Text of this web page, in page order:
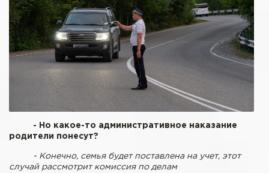
- Но какое-то административное наказание
родители понесут?
- Конечно, семья будет поставлена на учет, этот
случай рассмотрит комиссия по делам